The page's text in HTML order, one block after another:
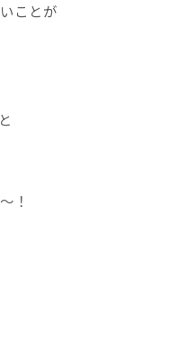
ことが
！